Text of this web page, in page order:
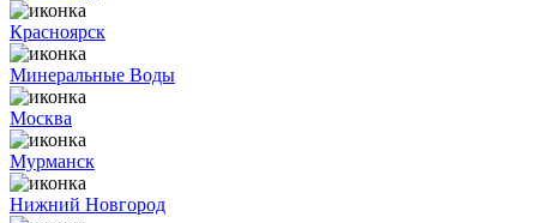
Красноярск
Минеральные Воды
Москва
Мурманск
Нижний Новгород